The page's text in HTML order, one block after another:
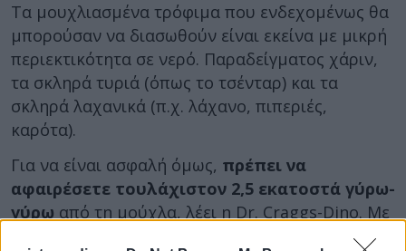
Τα μουχλιασμένα τρόφιμα που ενδεχομένως θα
μπορούσαν να διασωθούν είναι εκείνα με μικρή
περιεκτικότητα σε νερό. Παραδείγματος χάριν,
τα σκληρά τυριά (όπως το τσένταρ) και τα
σκληρά λαχανικά (π.χ. λάχανο, πιπεριές,
καρότα).
Για να είναι ασφαλή όμως, πρέπει να
αφαιρέσετε τουλάχιστον 2,5 εκατοστά γύρω-
γύρω από τη μούχλα, λέει η Dr. Craggs-Dino. Με
αυτό τον τρόπο θα αφαιρέσετε όσο το δυνατόν